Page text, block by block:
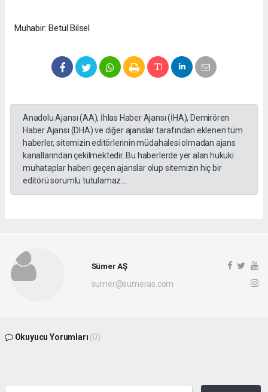
Muhabir: Betül Bilsel
Anadolu Ajansı (AA), İhlas Haber Ajansı (İHA), Demirören
Haber Ajansı (DHA) ve diğer ajanslar tarafından eklenen tüm
haberler, sitemizin editörlerinin müdahalesi olmadan ajans
kanallarından çekilmektedir. Bu haberlerde yer alan hukuki
muhataplar haberi geçen ajanslar olup sitemizin hiç bir
editörü sorumlu tutulamaz...
Sümer AŞ
sumer@sumeras.com
Okuyucu Yorumları (0)